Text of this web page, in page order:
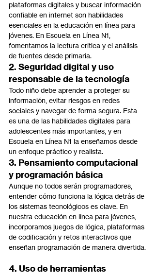
plataformas digitales y buscar información
confiable en internet son habilidades
esenciales en la educación en línea para
jóvenes. En Escuela en Línea N1,
fomentamos la lectura crítica y el análisis
de fuentes desde primaria.
2. Seguridad digital y uso
responsable de la tecnología
Todo niño debe aprender a proteger su
información, evitar riesgos en redes
sociales y navegar de forma segura. Esta
es una de las habilidades digitales para
adolescentes más importantes, y en
Escuela en Línea N1 la enseñamos desde
un enfoque práctico y realista.
3. Pensamiento computacional
y programación básica
Aunque no todos serán programadores,
entender cómo funciona la lógica detrás de
los sistemas tecnológicos es clave. En
nuestra educación en línea para jóvenes,
incorporamos juegos de lógica, plataformas
de codificación y retos interactivos que
enseñan programación de manera divertida.
4. Uso de herramientas